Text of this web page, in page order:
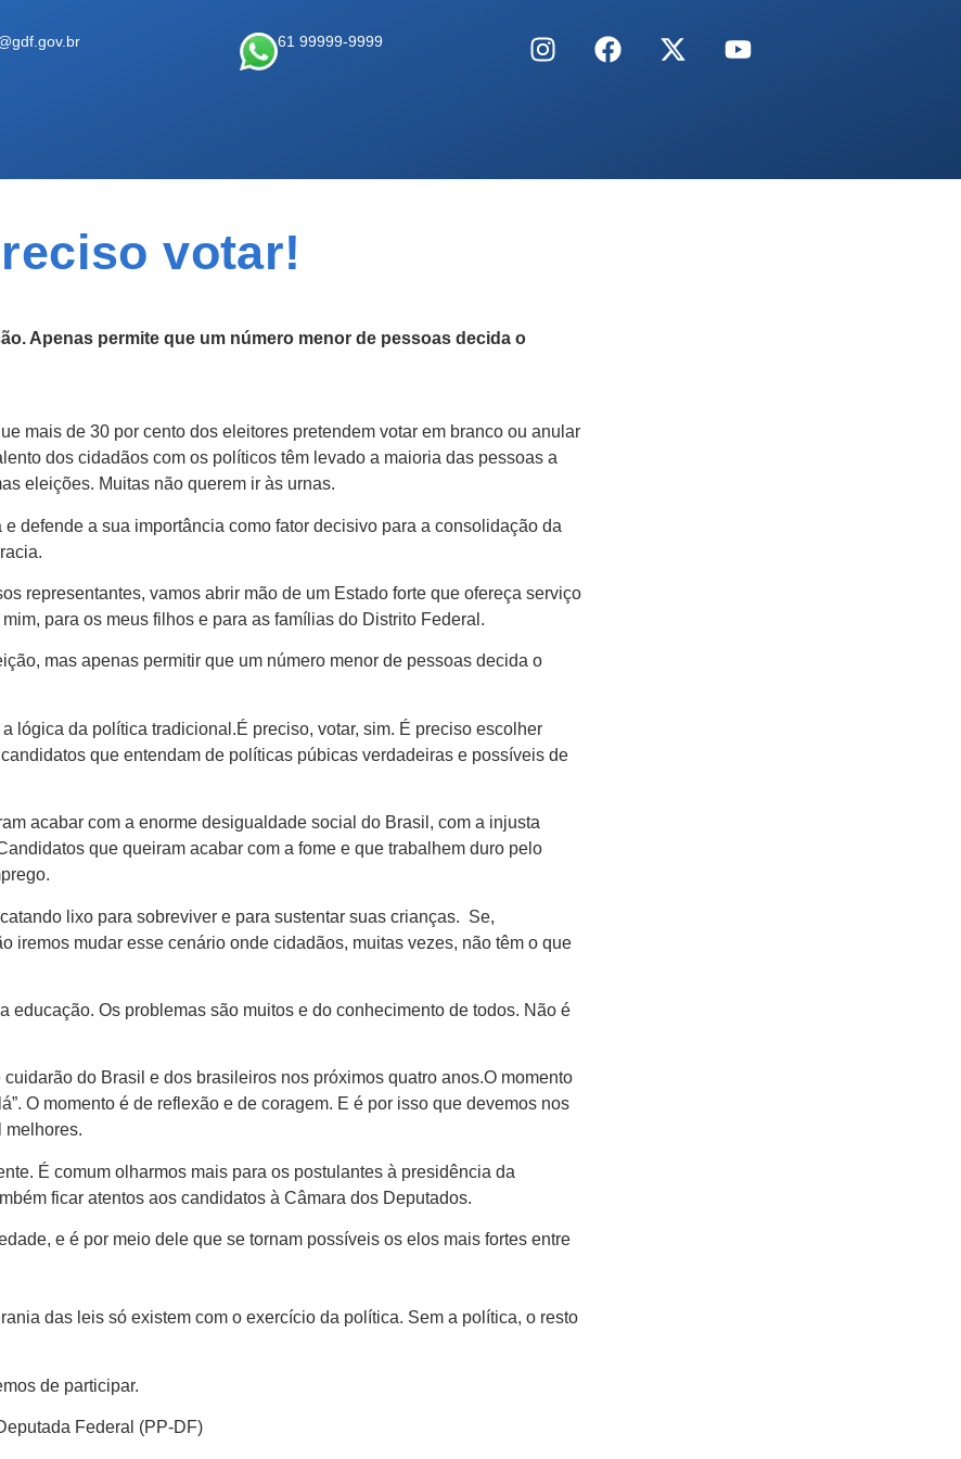
61 99999-9999
votar!
Apenas permite que um número menor de pessoas decida o
mais de 30 por cento dos eleitores pretendem votar em branco ou anular
dos cidadãos com os políticos têm levado a maioria das pessoas a
eleições. Muitas não querem ir às urnas.
defende a sua importância como fator decisivo para a consolidação da
representantes, vamos abrir mão de um Estado forte que ofereça serviço
para os meus filhos e para as famílias do Distrito Federal.
mas apenas permitir que um número menor de pessoas decida o
lógica da política tradicional.É preciso, votar, sim. É preciso escolher
que entendam de políticas púbicas verdadeiras e possíveis de
acabar com a enorme desigualdade social do Brasil, com a injusta
que queiram acabar com a fome e que trabalhem duro pelo
lixo para sobreviver e para sustentar suas crianças. Se,
iremos mudar esse cenário onde cidadãos, muitas vezes, não têm o que
educação. Os problemas são muitos e do conhecimento de todos. Não é
do Brasil e dos brasileiros nos próximos quatro anos.O momento
O momento é de reflexão e de coragem. E é por isso que devemos nos
melhores.
É comum olharmos mais para os postulantes à presidência da
ficar atentos aos candidatos à Câmara dos Deputados.
e é por meio dele que se tornam possíveis os elos mais fortes entre
das leis só existem com o exercício da política. Sem a política, o resto
de participar.
Federal (PP-DF)